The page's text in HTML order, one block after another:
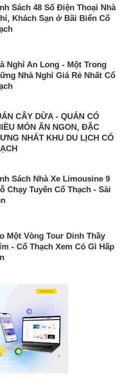
Sách 48 Số Điện Thoại Nhà
Khách Sạn ở Bãi Biển Cổ
Nghỉ An Long - Một Trong
Nhà Nghỉ Giá Rẻ Nhất Cổ
CÂY DỪA - QUÁN CÓ
MÓN ĂN NGON, ĐẶC
NHẤT KHU DU LỊCH CỔ
Sách Nhà Xe Limousine 9
Chạy Tuyến Cổ Thạch - Sài
Một Vòng Tour Dinh Thầy
- Cổ Thạch Xem Có Gì Hấp